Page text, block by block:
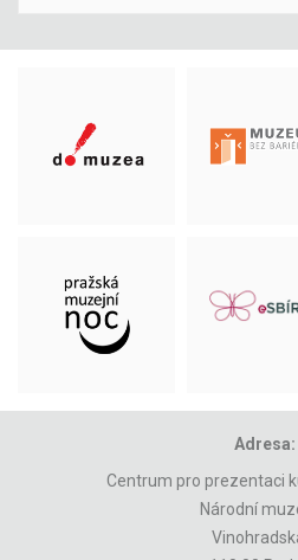
Adresa:
Centrum pro prezentaci
Národní